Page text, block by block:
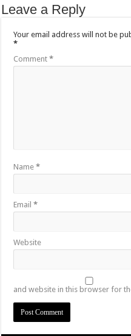
Leave a Reply
Your email address will not be
*
Comment*
Name*
Email*
Website
and website in this browser for